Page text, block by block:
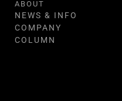
ABOUT
NEWS & INFO
COMPANY
COLUMN